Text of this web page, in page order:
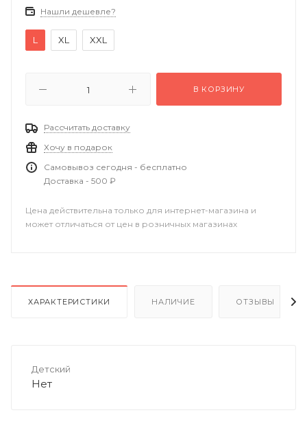
Нашли дешевле?
L XL XXL
В КОРЗИНУ
Рассчитать доставку
Хочу в подарок
Самовывоз сегодня - бесплатно
Доставка - 500 ₽
Цена действительна только для интернет-магазина и
может отличаться от цен в розничных магазинах
ХАРАКТЕРИСТИКИ НАЛИЧИЕ ОТЗЫВЫ
Детский
Нет